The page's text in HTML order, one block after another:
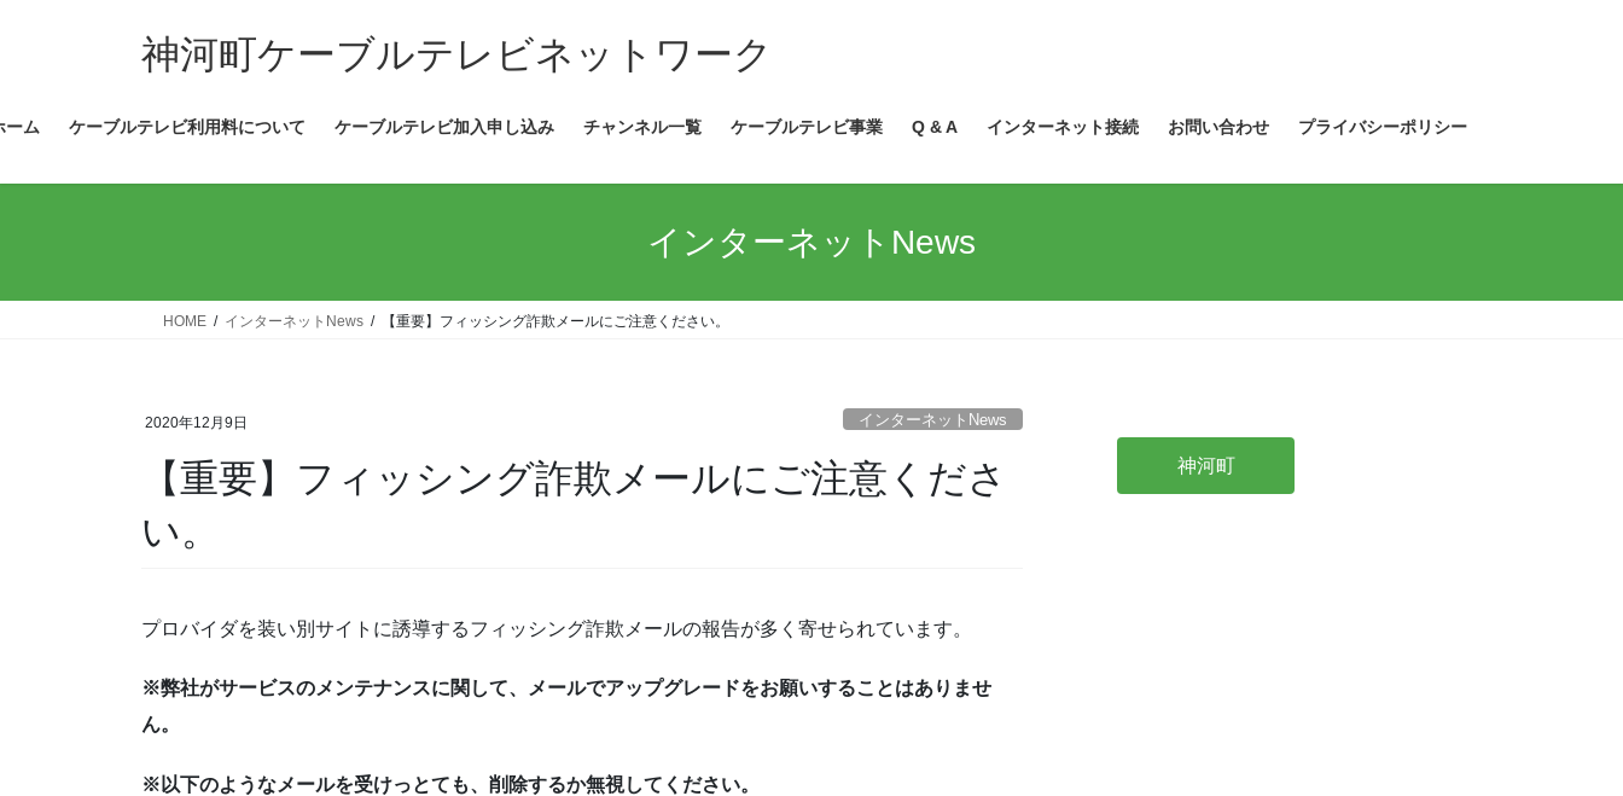
ツ
ス
シ
ン
神河町ケーブルテレビネットワーク
ーム ケーブルテレビ利用料について ケーブルテレビ加入申し込み チャンネル一覧 ケーブルテレビ事業 Q & A インターネット接続 お問い合わせ プライバシーポリシー
インターネットNews
HOME インターネットNews 【重要】フィッシング詐欺メールにご注意ください。
2020年12月9日 インターネットNews
【重要】フィッシング詐欺メールにご注意くださ
い。
プロバイダを装い別サイトに誘導するフィッシング詐欺メールの報告が多く寄せられています。
※弊社がサービスのメンテナンスに関して、メールでアップグレードをお願いすることはありませ
ん。
※以下のようなメールを受けっとても、削除するか無視してください。
神河町